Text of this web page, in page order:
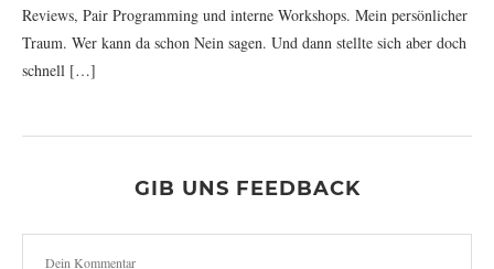
Reviews, Pair Programming und interne Workshops. Mein persönlicher
Traum. Wer kann da schon Nein sagen. Und dann stellte sich aber doch
schnell […]
GIB UNS FEEDBACK